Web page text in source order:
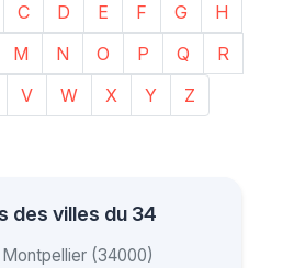
C D E F G
H
M N O P Q
R
V W X Y Z
des villes du 34
(34000)